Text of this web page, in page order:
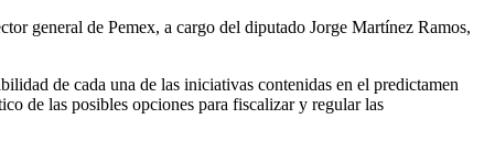
general de Pemex, a cargo del diputado Jorge Martínez Ramos,
de cada una de las iniciativas contenidas en el predictamen
de las posibles opciones para fiscalizar y regular las